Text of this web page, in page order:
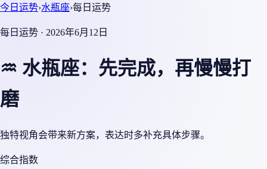
今日运势›水瓶座›每日运势
每日运势 · 2026年6月12日
♒ 水瓶座：先完成，再慢慢打
磨
独特视角会带来新方案，表达时多补充具体步骤。
综合指数